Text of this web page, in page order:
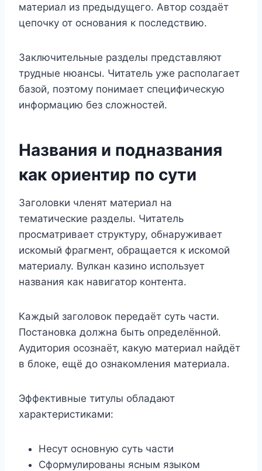
материал из предыдущего. Автор создаёт
цепочку от основания к последствию.
Заключительные разделы представляют
трудные нюансы. Читатель уже располагает
базой, поэтому понимает специфическую
информацию без сложностей.
Названия и подназвания
как ориентир по сути
Заголовки членят материал на
тематические разделы. Читатель
просматривает структуру, обнаруживает
искомый фрагмент, обращается к искомой
материалу. Вулкан казино использует
названия как навигатор контента.
Каждый заголовок передаёт суть части.
Постановка должна быть определённой.
Аудитория осознаёт, какую материал найдёт
в блоке, ещё до ознакомления материала.
Эффективные титулы обладают
характеристиками:
Несут основную суть части
Сформулированы ясным языком